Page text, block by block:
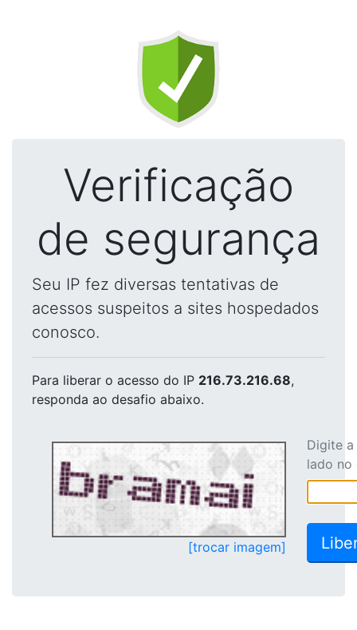
Verificação
de segurança
Seu IP fez diversas tentativas de
acessos suspeitos a sites hospedados
conosco.
Para liberar o acesso do IP 216.73.216.68,
responda ao desafio abaixo.
[trocar imagem]
Digite
lado no